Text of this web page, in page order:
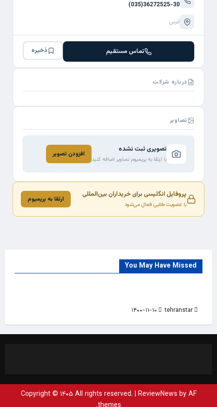
(035)36272525-30
آدرس
تماس مستقیم ذخیره
درباره شرکت
تصاویر
تصویری ثبت نشده
با ارتقا به پریمیوم تصاویر اضافه کنید
افزودن تصویر
پروفایل انگلیسی برای خریداران بین‌المللی
با عضویت طلایی فعال می‌شود
ارتقا به پریمیوم
You May Have Missed
Countries
India
Trade Source
tehranstar
Copyright © ۱۴۰۵ All rights reserved. | ReviewNews by AF